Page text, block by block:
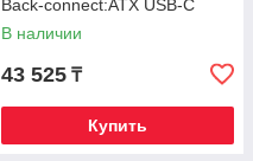
Back-connect:ATX USB-C
G99.O11DMIV2FX.00 Черный
В наличии
43 525 ₸
Купить